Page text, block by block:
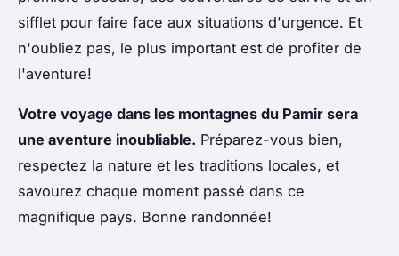
sifflet pour faire face aux situations d'urgence. Et
n'oubliez pas, le plus important est de profiter de
l'aventure!
Votre voyage dans les montagnes du Pamir sera
une aventure inoubliable. Préparez-vous bien,
respectez la nature et les traditions locales, et
savourez chaque moment passé dans ce
magnifique pays. Bonne randonnée!